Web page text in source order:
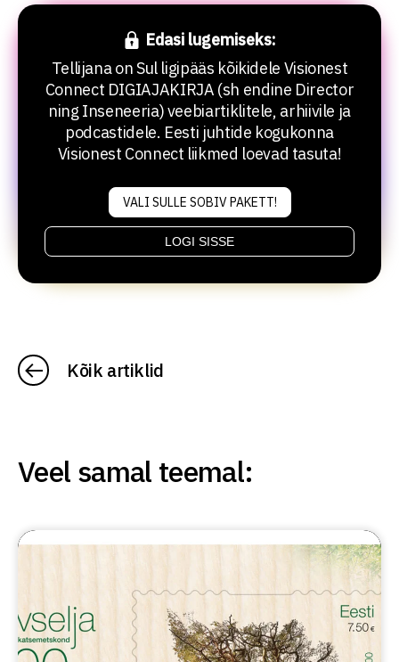
Edasi lugemiseks:
Tellijana on Sul ligipääs kõikidele Visionest
Connect DIGIAJAKIRJA (sh endine Director
ning Inseneeria) veebiartiklitele, arhiivile ja
podcastidele. Eesti juhtide kogukonna
Visionest Connect liikmed loevad tasuta!
VALI SULLE SOBIV PAKETT!
LOGI SISSE
Kõik artiklid
Veel samal teemal: